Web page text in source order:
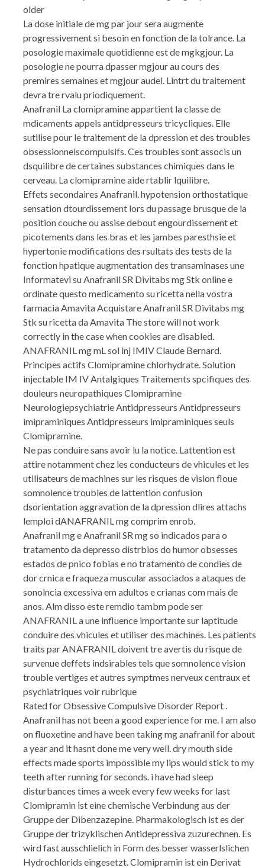
older
La dose initiale de mg par jour sera augmente
progressivement si besoin en fonction de la tolrance. La
posologie maximale quotidienne est de mgkgjour. La
posologie ne pourra dpasser mgjour au cours des
premires semaines et mgjour audel. Lintrt du traitement
devra tre rvalu priodiquement.
Anafranil La clomipramine appartient la classe de
mdicaments appels antidpresseurs tricycliques. Elle
sutilise pour le traitement de la dpression et des troubles
obsessionnelscompulsifs. Ces troubles sont associs un
dsquilibre de certaines substances chimiques dans le
cerveau. La clomipramine aide rtablir lquilibre.
Effets secondaires Anafranil. hypotension orthostatique
sensation dtourdissement lors du passage brusque de la
position couche ou assise debout engourdissement et
picotements dans les bras et les jambes paresthsie et
hypertonie modifications des rsultats des tests de la
fonction hpatique augmentation des transaminases une
Informatevi su Anafranil SR Divitabs mg Stk online e
ordinate questo medicamento su ricetta nella vostra
farmacia Amavita Acquistare Anafranil SR Divitabs mg
Stk su ricetta da Amavita The store will not work
correctly in the case when cookies are disabled.
ANAFRANIL mg mL sol inj IMIV Claude Bernard.
Principes actifs Clomipramine chlorhydrate. Solution
injectable IM IV Antalgiques Traitements spcifiques des
douleurs neuropathiques Clomipramine
Neurologiepsychiatrie Antidpresseurs Antidpresseurs
imipraminiques Antidpresseurs imipraminiques seuls
Clomipramine.
Ne pas conduire sans avoir lu la notice. Lattention est
attire notamment chez les conducteurs de vhicules et les
utilisateurs de machines sur les risques de vision floue
somnolence troubles de lattention confusion
dsorientation aggravation de la dpression dlires attachs
lemploi dANAFRANIL mg comprim enrob.
Anafranil mg e Anafranil SR mg so indicados para o
tratamento da depresso distrbios do humor obsesses
estados de pnico fobias e no tratamento de condies de
dor crnica e fraqueza muscular associados a ataques de
sonolncia excessiva em adultos e crianas com mais de
anos. Alm disso este remdio tambm pode ser
ANAFRANIL a une influence importante sur laptitude
conduire des vhicules et utiliser des machines. Les patients
traits par ANAFRANIL doivent tre avertis du risque de
survenue deffets indsirables tels que somnolence vision
trouble vertiges et autres symptmes nerveux centraux et
psychiatriques voir rubrique
Rated for Obsessive Compulsive Disorder Report .
Anafranil has not been a good experience for me. I am also
on fluoxetine and have been taking mg anafranil for about
a year and it hasnt done me very well. dry mouth side
effects made sports impossible my lips would stick to my
teeth after running for seconds. i have had sleep
disturbances times a week every few weeks for last
Clomipramin ist eine chemische Verbindung aus der
Gruppe der Dibenzazepine. Pharmakologisch ist es der
Gruppe der trizyklischen Antidepressiva zuzurechnen. Es
wird fast ausschlielich in Form des besser wasserlslichen
Hydrochlorids eingesetzt. Clomipramin ist ein Derivat